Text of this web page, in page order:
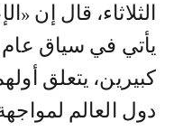
الثلاثاء، قال إن
يأتي في سياق عام
كبيرين، يتعلق